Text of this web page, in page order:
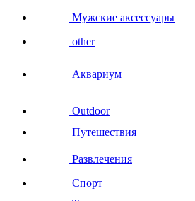
Мужские аксессуары
other
Аквариум
Outdoor
Путешествия
Развлечения
Спорт